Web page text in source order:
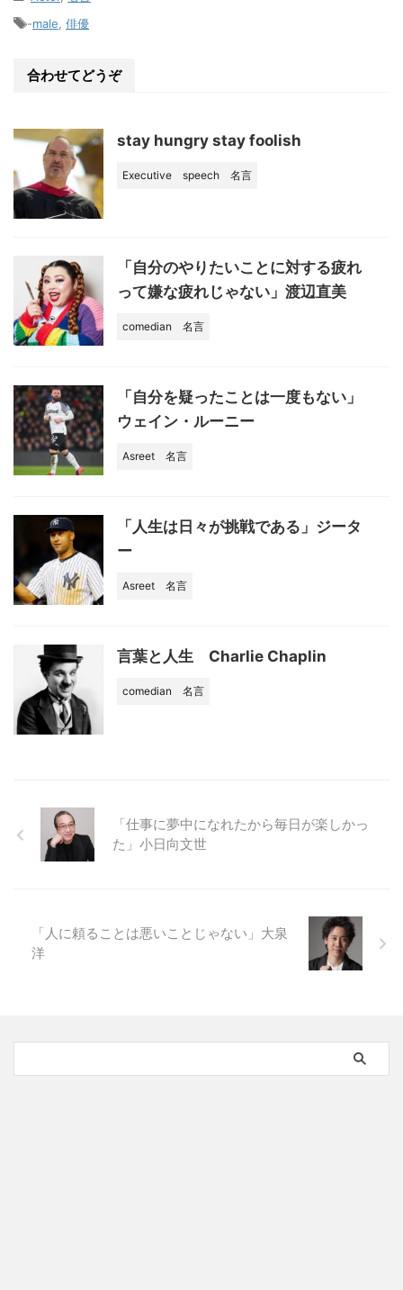
o
k
-male, 俳優
合わせてどうぞ
stay hungry stay foolish
Executive speech 名言
「自分のやりたいことに対する疲れ
って嫌な疲れじゃない」渡辺直美
comedian 名言
「自分を疑ったことは一度もない」
ウェイン・ルーニー
Asreet 名言
「人生は日々が挑戦である」ジータ
ー
Asreet 名言
言葉と人生 Charlie Chaplin
comedian 名言
「仕事に夢中になれたから毎日が楽しかっ
た」小日向文世
「人に頼ることは悪いことじゃない」大泉
洋